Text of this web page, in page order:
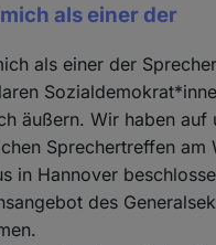
als einer der
als einer der
äußern. Wir haben auf
Sprechertreffen am
in Hannover
des